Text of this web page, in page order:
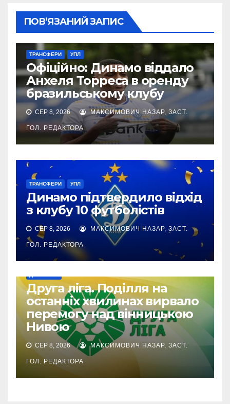
ПОВ’ЯЗАНИЙ ЗАПИС
ТРАНСФЕРИ УПЛ
Офіційно: Динамо віддало
Анхеля Торреса в оренду
бразильському клубу
СЕР 8, 2026 МАКСИМОВИЧ НАЗАР, ЗАСТ.
ГОЛ. РЕДАКТОРА
ТРАНСФЕРИ УПЛ
Динамо підтвердило відхід
з клубу 10 футболістів
СЕР 8, 2026 МАКСИМОВИЧ НАЗАР, ЗАСТ.
ГОЛ. РЕДАКТОРА
Друга ліга. Поділля на
останніх хвилинах вирвало
перемогу над вінницькою
Нивою
СЕР 8, 2026 МАКСИМОВИЧ НАЗАР, ЗАСТ.
ГОЛ. РЕДАКТОРА